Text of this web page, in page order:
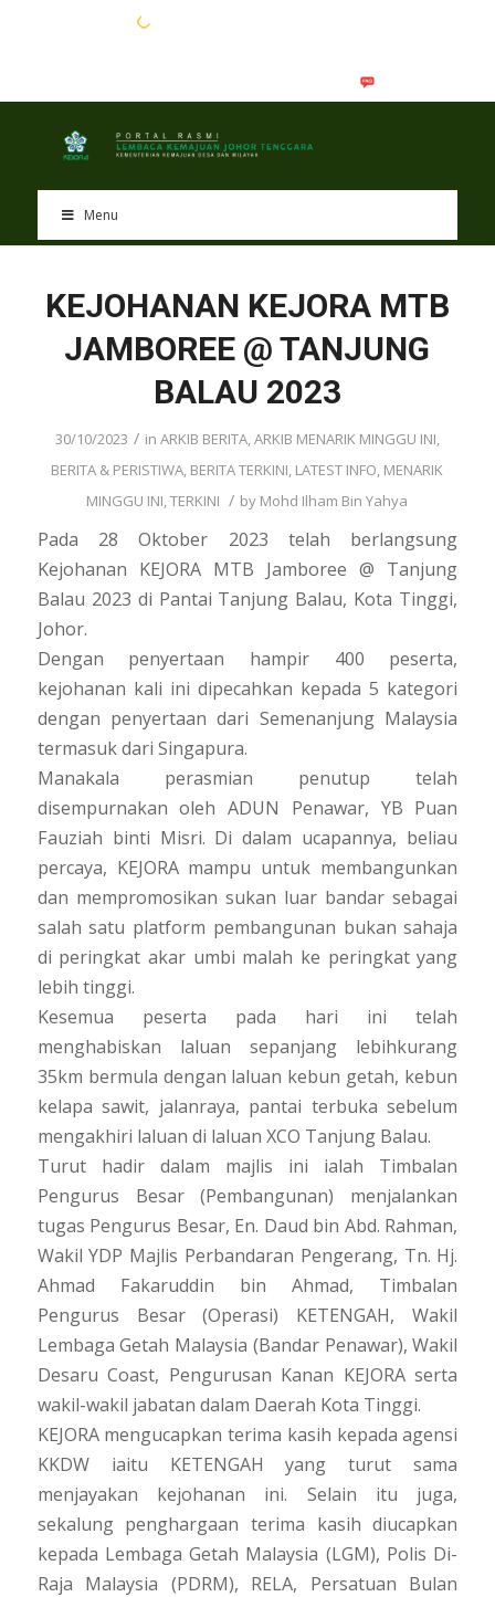
Menu
KEJOHANAN KEJORA MTB
JAMBOREE @ TANJUNG
BALAU 2023
30/10/2023 / in ARKIB BERITA,ARKIB MENARIK MINGGU INI,
BERITA & PERISTIWA, BERITA TERKINI, LATEST INFO, MENARIK
MINGGU INI,TERKINI / by Mohd Ilham Bin Yahya
Pada 28 Oktober 2023 telah berlangsung
Kejohanan KEJORA MTB Jamboree @ Tanjung
Balau 2023 di Pantai Tanjung Balau, Kota Tinggi,
Johor.
Dengan penyertaan hampir 400 peserta,
kejohanan kali ini dipecahkan kepada 5 kategori
dengan penyertaan dari Semenanjung Malaysia
termasuk dari Singapura.
Manakala perasmian penutup telah
disempurnakan oleh ADUN Penawar, YB Puan
Fauziah binti Misri. Di dalam ucapannya, beliau
percaya, KEJORA mampu untuk membangunkan
dan mempromosikan sukan luar bandar sebagai
salah satu platform pembangunan bukan sahaja
di peringkat akar umbi malah ke peringkat yang
lebih tinggi.
Kesemua peserta pada hari ini telah
menghabiskan laluan sepanjang lebihkurang
35km bermula dengan laluan kebun getah, kebun
kelapa sawit, jalanraya, pantai terbuka sebelum
mengakhiri laluan di laluan XCO Tanjung Balau.
Turut hadir dalam majlis ini ialah Timbalan
Pengurus Besar (Pembangunan) menjalankan
tugas Pengurus Besar, En. Daud bin Abd. Rahman,
Wakil YDP Majlis Perbandaran Pengerang, Tn. Hj.
Ahmad Fakaruddin bin Ahmad, Timbalan
Pengurus Besar (Operasi) KETENGAH, Wakil
Lembaga Getah Malaysia (Bandar Penawar), Wakil
Desaru Coast, Pengurusan Kanan KEJORA serta
wakil-wakil jabatan dalam Daerah Kota Tinggi.
KEJORA mengucapkan terima kasih kepada agensi
KKDW iaitu KETENGAH yang turut sama
menjayakan kejohanan ini. Selain itu juga,
sekalung penghargaan terima kasih diucapkan
kepada Lembaga Getah Malaysia (LGM), Polis Di-
Raja Malaysia (PDRM), RELA, Persatuan Bulan